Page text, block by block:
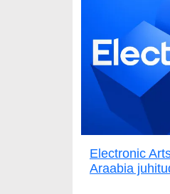
Electronic
Araabia